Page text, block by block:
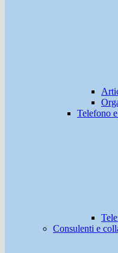
Telefono
Consulenti e